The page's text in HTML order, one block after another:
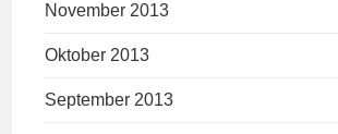
November 2013
Oktober 2013
September 2013